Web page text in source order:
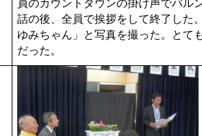
員のカウントダウンの掛け声でバル
話の後、全員で挨拶をして終了した
ゆみちゃん」と写真を撮った。とて
だった。